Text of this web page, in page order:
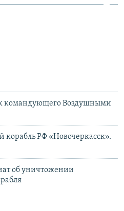
командующего Воздушными
корабль РФ «Новочеркасск».
об уничтожении